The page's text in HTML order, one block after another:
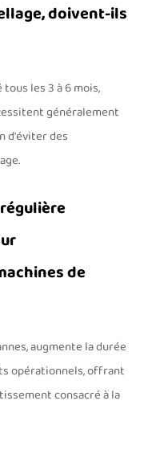
doivent-ils
les 3 à 6 mois,
généralement
d'éviter des
de
augmente la durée
opérationnels, offrant
consacré à la